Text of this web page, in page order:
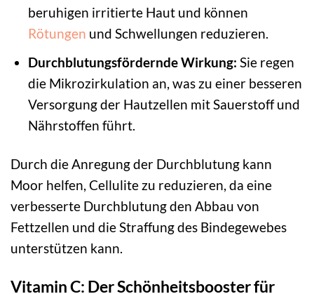
beruhigen irritierte Haut und können
Rötungen und Schwellungen reduzieren.
Durchblutungsfördernde Wirkung: Sie regen
die Mikrozirkulation an, was zu einer besseren
Versorgung der Hautzellen mit Sauerstoff und
Nährstoffen führt.
Durch die Anregung der Durchblutung kann
Moor helfen, Cellulite zu reduzieren, da eine
verbesserte Durchblutung den Abbau von
Fettzellen und die Straffung des Bindegewebes
unterstützen kann.
Vitamin C: Der Schönheitsbooster für